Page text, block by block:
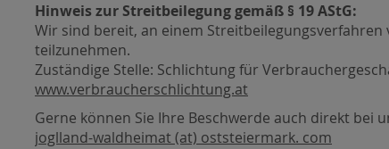
Hinweis zur Streitbeilegung gemäß § 19 AStG:
Wir sind bereit, an einem
teilzunehmen.
Zuständige Stelle: Schlichtung für
www.verbraucherschlichtung.at
Gerne können Sie Ihre Beschwerde auch direkt bei
joglland-waldheimat (at) oststeiermark. com